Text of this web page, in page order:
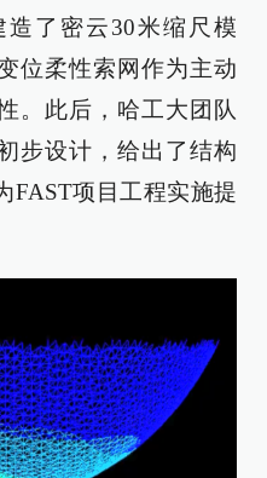
了密云30米缩尺模
位柔性索网作为主动
。此后，哈工大团队
步设计，给出了结构
FAST项目工程实施提